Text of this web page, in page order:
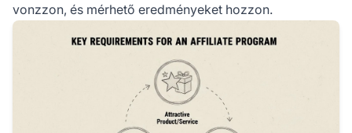
vonzzon, és mérhető eredményeket hozzon.